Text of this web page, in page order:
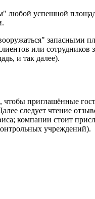
любой успешной
запасными
или
и так далее).
приглашённые
следует чтение
компании стоит
учреждений).